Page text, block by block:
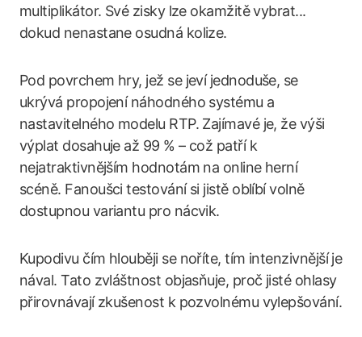
multiplikátor. Své zisky lze okamžitě vybrat...
dokud nenastane osudná kolize.
Pod povrchem hry, jež se jeví jednoduše, se
ukrývá propojení náhodného systému a
nastavitelného modelu RTP. Zajímavé je, že výši
výplat dosahuje až 99 % – což patří k
nejatraktivnějším hodnotám na online herní
scéně. Fanoušci testování si jistě oblíbí volně
dostupnou variantu pro nácvik.
Kupodivu čím hlouběji se noříte, tím intenzivnější je
nával. Tato zvláštnost objasňuje, proč jisté ohlasy
přirovnávají zkušenost k pozvolnému vylepšování.